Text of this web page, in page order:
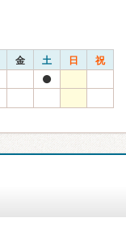
金 土 日 祝